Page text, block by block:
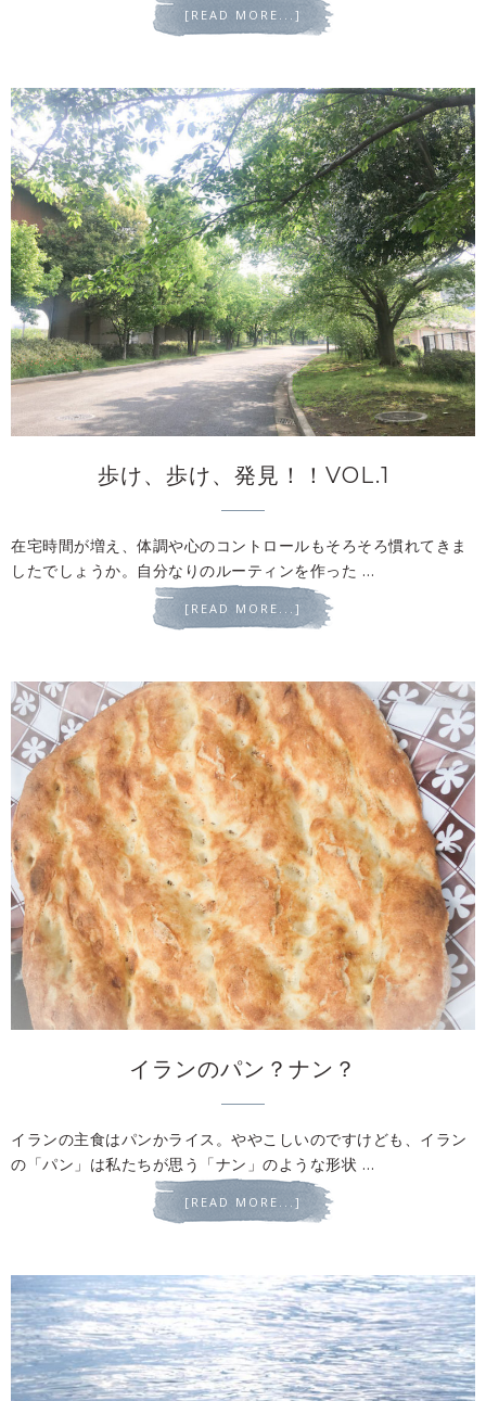
[READ MORE...]
歩け、歩け、発見！！VOL.1
在宅時間が増え、体調や心のコントロールもそろそろ慣れてきま
したでしょうか。自分なりのルーティンを作った …
[READ MORE...]
イランのパン？ナン？
イランの主食はパンかライス。ややこしいのですけども、イラン
の「パン」は私たちが思う「ナン」のような形状 …
[READ MORE...]